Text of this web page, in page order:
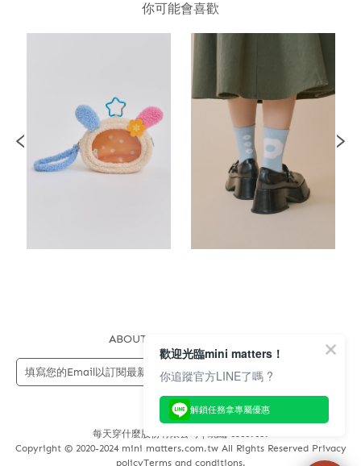
你可能會喜歡
ABOUT US
每天穿什麼股份有限公司 | 統編 83689089
Copyright © 2020-2024 mini matters.com.tw All Rights Reserved Privacy
policyTerms and conditions.
歡迎光臨mini matters！
你追蹤官方LINE了嗎 ?
解鎖任務拿專屬優惠